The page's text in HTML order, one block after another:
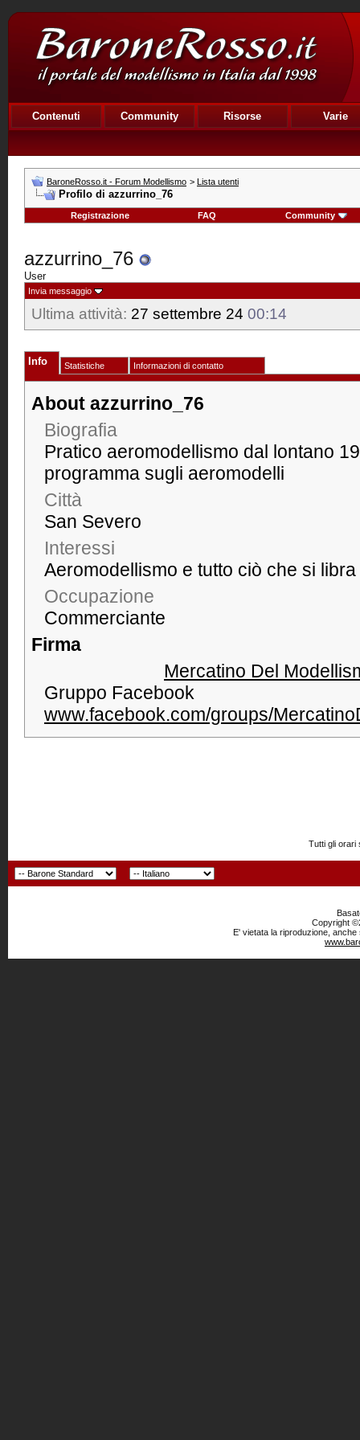
Contenuti Community Risorse Varie
BaroneRosso.it - Forum Modellismo > Lista utenti
Profilo di azzurrino_76
Registrazione FAQ Community
azzurrino_76
User
Invia messaggio
Ultima attività: 27 settembre 24 00:14
Info Statistiche Informazioni di contatto
About azzurrino_76
Biografia
Pratico aeromodellismo dal lontano
programma sugli aeromodelli
Città
San Severo
Interessi
Aeromodellismo e tutto ciò che si
Occupazione
Commerciante
Firma
Mercatino Del
Gruppo Facebook
www.facebook.com/groups/
Tutti gli orari
Copyright
E' vietata la riproduzione,